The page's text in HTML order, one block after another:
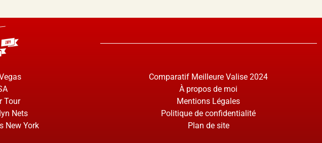
Tour
Nets
New York
Comparatif Meilleure Valise 2024
À propos de moi
Mentions Légales
Politique de confidentialité
Plan de site